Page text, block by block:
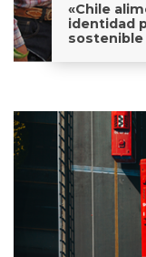
«Chile
identidad
sostenible